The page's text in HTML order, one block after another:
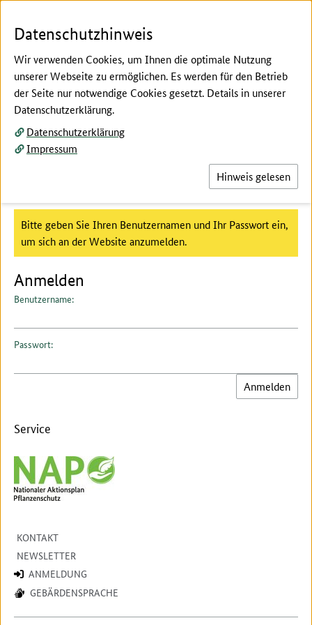
Hier beginnt der Hauptinhalt dieser Seite
Anmeldeformular
Benutzeranmeldung :
Bitte geben Sie Ihren Benutzernamen und Ihr Passwort ein,
um sich an der Website anzumelden.
Anmelden
Benutzername:
Passwort:
Service
KONTAKT
NEWSLETTER
ANMELDUNG
GEBÄRDENSPRACHE
Datenschutzhinweis
Wir verwenden Cookies, um Ihnen die optimale Nutzung
unserer Webseite zu ermöglichen. Es werden für den Betrieb
der Seite nur notwendige Cookies gesetzt. Details in unserer
Datenschutzerklärung.
Datenschutzerklärung
Impressum
Hinweis gelesen